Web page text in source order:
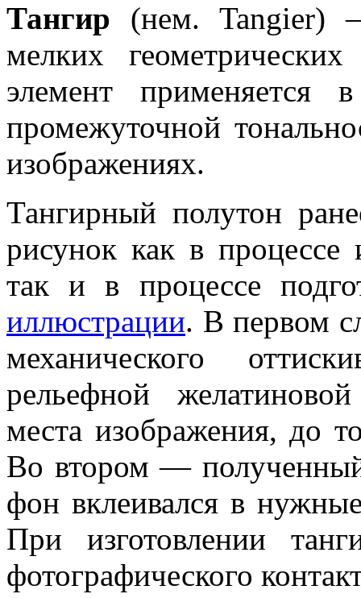
Тангир
(нем. Tangier)
мелких
элемент применяется
промежуточной
изображениях.
Тангирный полутон
рисунок как в процессе
так и в процессе
иллюстрации. В первом
механического
рельефной
места изображения, до
Во втором —
фон вклеивался в
При изготовлении
фотографического